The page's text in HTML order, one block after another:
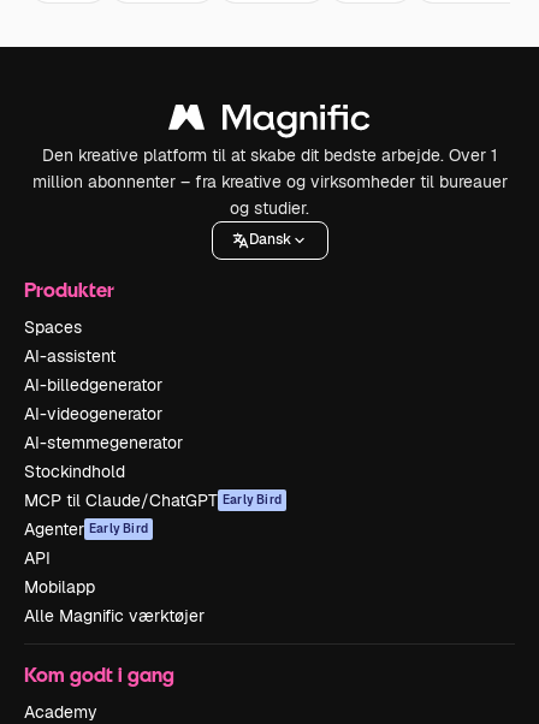
Den kreative platform til at skabe dit bedste arbejde. Over 1
million abonnenter – fra kreative og virksomheder til bureauer
og studier.
Dansk
Produkter
Spaces
AI-assistent
AI-billedgenerator
AI-videogenerator
AI-stemmegenerator
Stockindhold
MCP til Claude/ChatGPT Early Bird
Agenter Early Bird
API
Mobilapp
Alle Magnific værktøjer
Kom godt i gang
Academy